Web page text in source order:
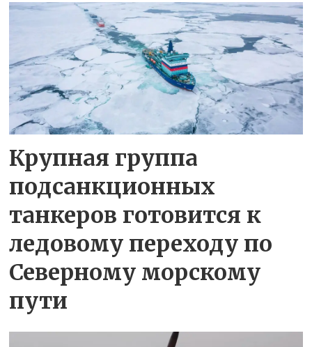
Крупная группа
подсанкционных
танкеров готовится к
ледовому переходу по
Северному морскому
пути